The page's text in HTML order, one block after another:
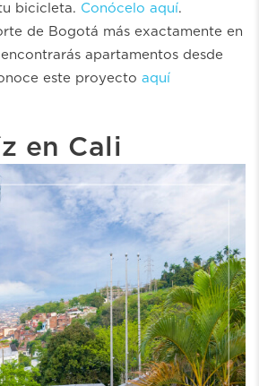
bicicleta. Conócelo aquí.
de Bogotá más exactamente en
encontrarás apartamentos desde
este proyecto aquí
en Cali